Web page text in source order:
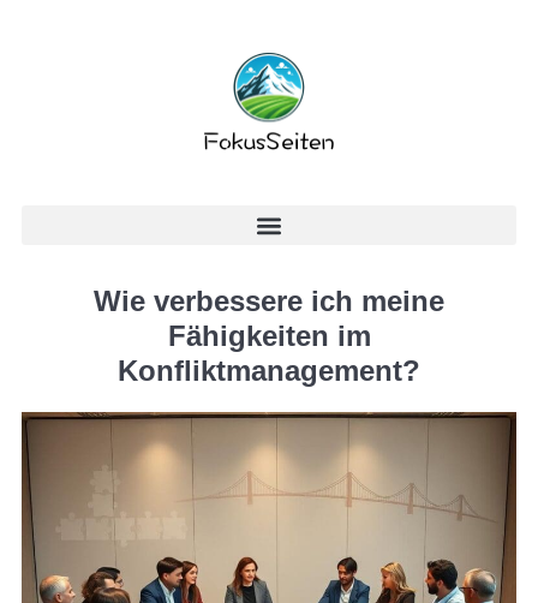
Wie verbessere ich meine
Fähigkeiten im
Konfliktmanagement?